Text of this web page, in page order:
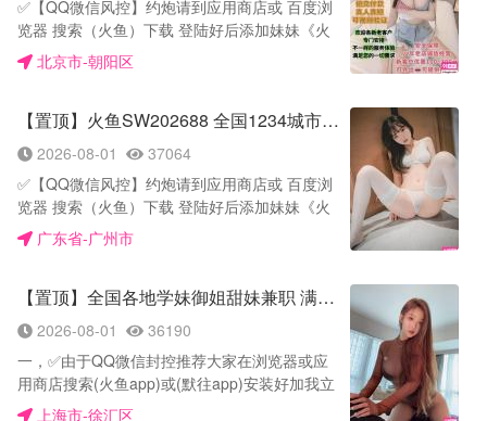
妇，幼师，护士，角色扮演【平台担保】平台质
检员已体验过照片无差服务很棒 注:妹子都是定
期体检（一周三次）带体检报告上岗，放心体验
人到满意付款，无定金，无路费，无套路 已向平
手机应用商店或者浏览数搜索《火鱼》下载火鱼
app，登陆好添加我《与你账号》与你账号:
AB70098
技术，精选推荐数据资料详细，您可以自由挑选
合适女孩类型，确认时间地点，可安排来妹妹房
间玩也可以安排妹妹外出上门服务，实报实销拒
——————————————————— 六，
平台认证：全国可约高质量妹妹服务以诚相待，
不欺不骗不忽悠，安全靠谱，诚信第一，学生
妹，模特，名媛，少妇，幼师，护士，平台担
保，质检员已体验过照片无差服务很棒
——————————————————— 七，
注！妹子定期体检(带体检报告)上岗放心体验，
提供—————————— 五【兼职时间】：
24小时全天营业，商K各种商务接待漫游，陪玩
24小时———————— 六【服务项目】：鸳
臀推，漫游，一字马，颜射，接吻，制服诱惑，
丝袜，调情，69，做爱。莞式服务一条龙
———————— 七【安全评估】：妹妹都是按
一个礼拜做一次体检，都能提供检查报告，杜绝
一切潜在危险，都是年轻女孩子只做一手资源，
无中介无套路欢迎质检———————————
八【担保认证】见面满意服务不满意让走即可，
————————— 九【客户反馈】：本来没有
抱多大的希望，以为网上都是假的照片，没想到
这个价格能约到这种质量的妹子，听平台客服说
都是出来勤工俭学的女大学生，家里少妇什么都
有，服务态度也是一流的，舔遍你全身，骨头都
酥软了，妹子叫声很好听，后悔做了一次，一定
战、超越】六层含义。开云多年来深耕慈善事
业，累积数亿元捐赠，获评年度十大慈善企业称
号。 开云提供每月平均50000现场滚球投注，体
全机制，缜密的管理体系，每位用户的个人信息
都能够得到最稳固的保障；我们提供最专业的数
据支持、技术支持及渠道支持，发挥体育营销的
最大效益；我们的体育平台拥有丰富的资源、客
户、经验及管理优势。 全年365天，开云每一天
与您同在，为您提供7×24小时全天候咨询服务。
不断优化产品，为网站的安全稳定保驾护航，为
产品与服务的创新提供源源不断的动力。 投注网
址：https://32.mk/
✅【QQ微信风控】约炮请到应用商店或 百度浏
览器 搜索（火鱼）下载 登陆好后添加妹妹《火
鱼号：hhh55588》平台安全隐私放心约 ✅火鱼
APP官方下载网址: https://huoyu.chat
✅【安全评估】妹妹每周两次三甲医院检查有体
检报告 支持现场测纸 持证上岗 安全 卫生 健康
✅【环境设备】妹妹自带公寓 隐蔽 隔音好 一客
一护理干净卫生 公寓定期消毒… ✅【服务价
格】600 免费送一粒伟哥，制服，丝袜，道具各
种情趣内衣🉑内射 ✅【美女类型】在校学生妹.
质】：图片与妹纸本人一模一样，货不对板 可免
费退换，诚信经营 玩过的都知道，很配合，好玩
水多多，很刺激，真诚约的添加联系，口嗨勿
扰！ ✅【服务项目】：鸳鸯浴，口交，足交，口
爆，冰火，深喉，波推，臀推，漫游，一字马，
颜射，接吻，制服诱惑，丝袜，调情，做爱。 ✅
北京市-朝阳区
【置顶】火鱼SW202688 全国1234城市学生妹萝莉兼职上门服务
2026-08-01
37064
✅【QQ微信风控】约炮请到应用商店或 百度浏
览器 搜索（火鱼）下载 登陆好后添加妹妹《火
号:SW202688》平台安全隐密隐私放心约
——————————————————————
鱼号：SW202688
——————————————————————
✅【安全评估】妹妹每周两次三甲医院检查有体
检报告 支持现场测纸 持证上岗 安全 卫生 健康
✅【环境设备】妹妹自带公寓 隐蔽 隔音好 一客
一护理干净卫生 公寓定期消毒… ✅【服务价
广东省-广州市
【置顶】全国各地学妹御姐甜妹兼职 满意再付
2026-08-01
36190
一，✅由于QQ微信封控推荐大家在浏览器或应
用商店搜索(火鱼app)或(默往app)安装好加我立
即可约 火鱼平台链接👇复制到浏览器下载
上海市-徐汇区